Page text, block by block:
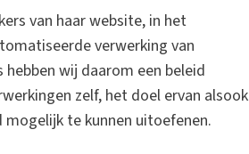
van haar website, in het
verwerking van
wij daarom een beleid
zelf, het doel ervan alsook
te kunnen uitoefenen.